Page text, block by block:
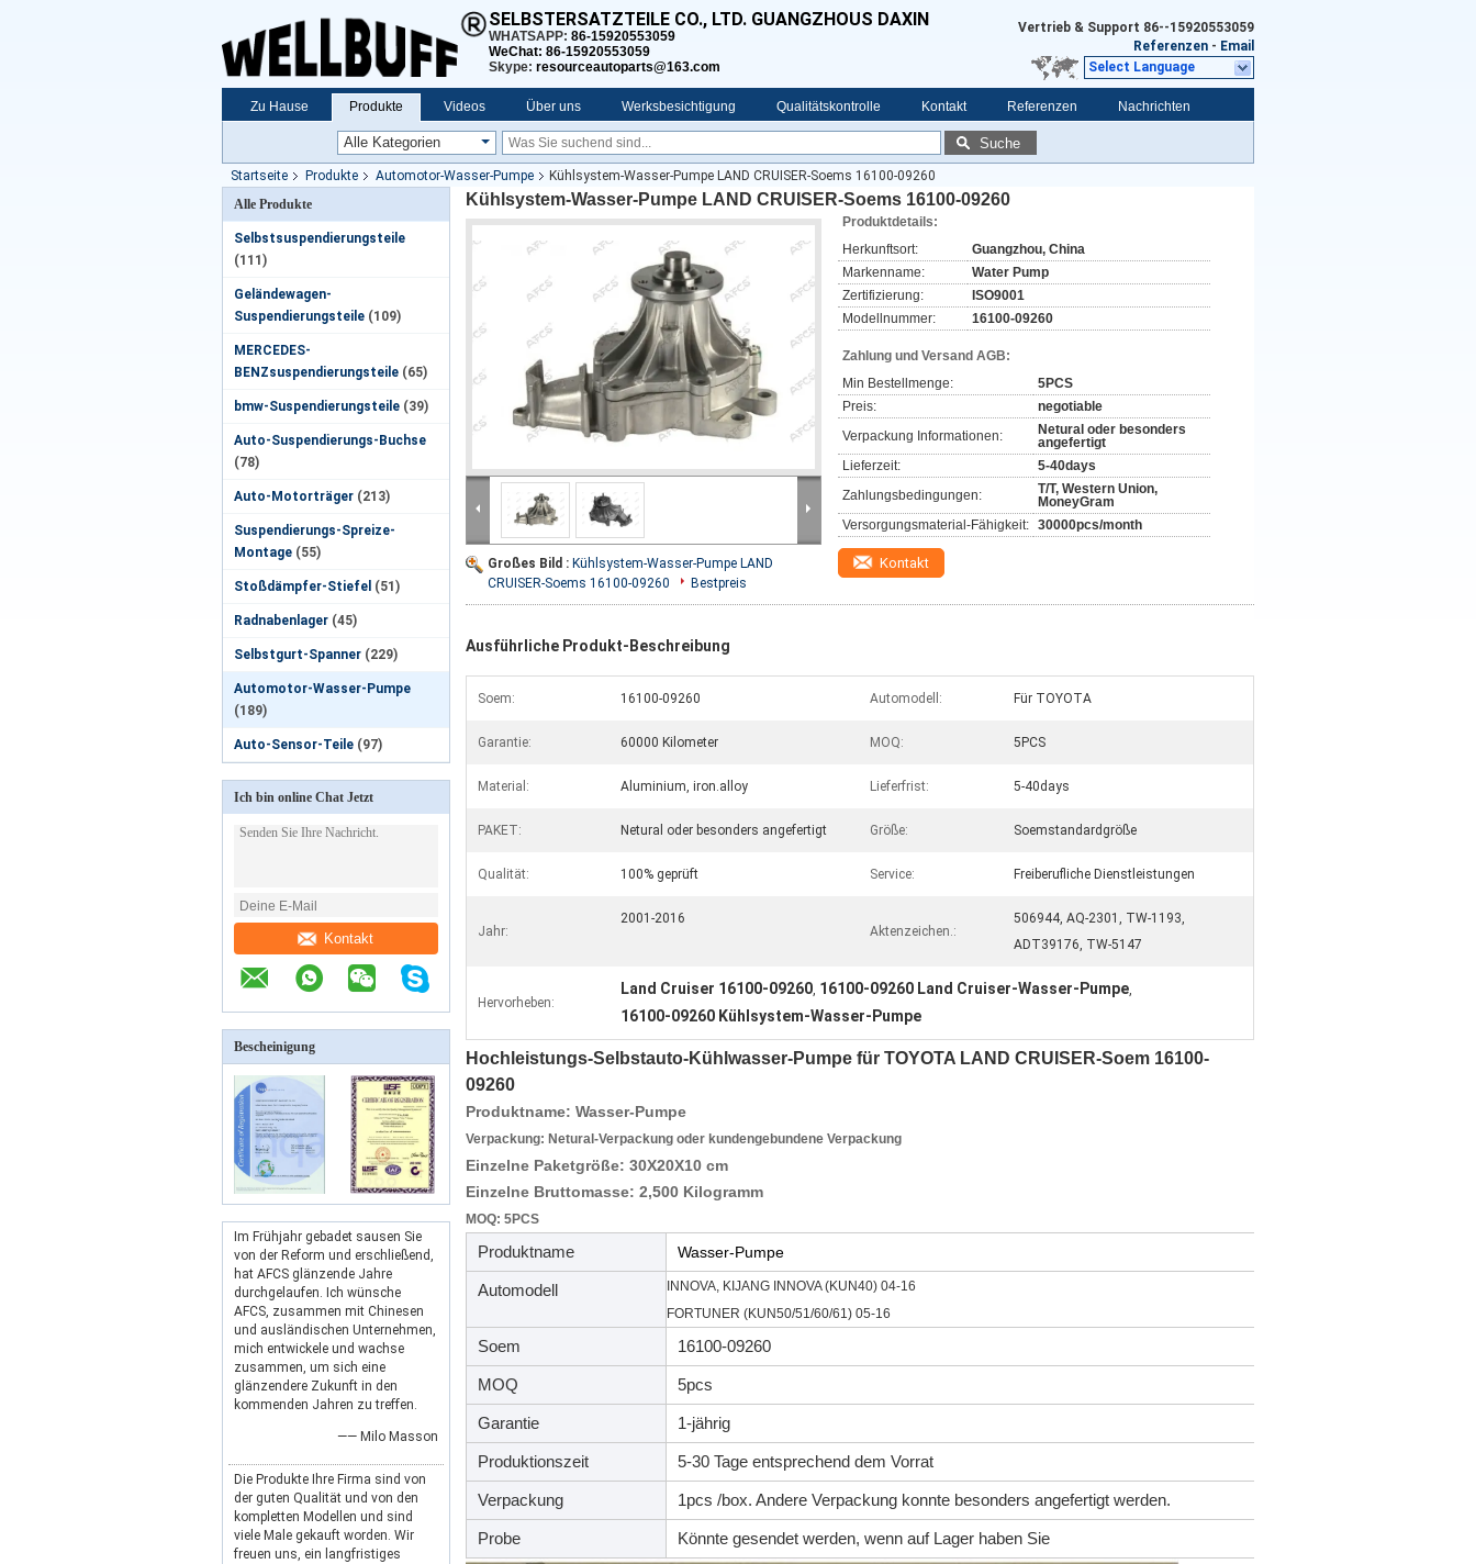
SELBSTERSATZTEILE CO., LTD. GUANGZHOUS DAXIN
WHATSAPP: 86-15920553059
WeChat: 86-15920553059
Skype: resourceautoparts@163.com
Vertrieb & Support 86--15920553059
Referenzen - Email
Select Language
Zu Hause Produkte Videos Über uns Werksbesichtigung Qualitätskontrolle Kontakt Referenzen Nachrichten
Suche
Startseite Produkte Automotor-Wasser-Pumpe
Kühlsystem-Wasser-Pumpe LAND CRUISER-Soems 16100-09260
Alle Produkte
Selbstsuspendierungsteile
(111)
Geländewagen-
Suspendierungsteile (109)
MERCEDES-
BENZsuspendierungsteile (65)
bmw-Suspendierungsteile (39)
Auto-Suspendierungs-Buchse
(78)
Auto-Motorträger (213)
Suspendierungs-Spreize-
Montage (55)
Stoßdämpfer-Stiefel (51)
Radnabenlager (45)
Selbstgurt-Spanner (229)
Automotor-Wasser-Pumpe
(189)
Auto-Sensor-Teile (97)
Ich bin online Chat Jetzt
Kontakt
Bescheinigung
Im Frühjahr gebadet sausen Sie
von der Reform und erschließend,
hat AFCS glänzende Jahre
durchgelaufen. Ich wünsche
AFCS, zusammen mit Chinesen
und ausländischen Unternehmen,
mich entwickele und wachse
zusammen, um sich eine
glänzendere Zukunft in den
kommenden Jahren zu treffen.
—— Milo Masson
Die Produkte Ihre Firma sind von
der guten Qualität und von den
kompletten Modellen und sind
viele Male gekauft worden. Wir
freuen uns, ein langfristiges
Kühlsystem-Wasser-Pumpe LAND CRUISER-Soems 16100-09260
Großes Bild : Kühlsystem-Wasser-Pumpe LAND
CRUISER-Soems 16100-09260
Bestpreis
Produktdetails:
Herkunftsort:
Guangzhou, China
Markenname:
Water Pump
Zertifizierung:
ISO9001
Modellnummer:
16100-09260
Zahlung und Versand AGB:
Min Bestellmenge:
5PCS
Preis:
negotiable
Verpackung Informationen:
Netural oder besonders
angefertigt
Lieferzeit:
5-40days
Zahlungsbedingungen:
T/T, Western Union,
MoneyGram
Versorgungsmaterial-Fähigkeit: 30000pcs/month
Kontakt
Ausführliche Produkt-Beschreibung
Soem: 16100-09260 Automodell: Für TOYOTA
Garantie: 60000 Kilometer MOQ: 5PCS
Material: Aluminium, iron.alloy Lieferfrist: 5-40days
PAKET: Netural oder besonders angefertigt Größe: Soemstandardgröße
Qualität: 100% geprüft Service: Freiberufliche Dienstleistungen
Jahr:
2001-2016
Aktenzeichen.:
506944, AQ-2301, TW-1193,
ADT39176, TW-5147
Hervorheben:
Land Cruiser 16100-09260, 16100-09260 Land Cruiser-Wasser-Pumpe,
16100-09260 Kühlsystem-Wasser-Pumpe
Hochleistungs-Selbstauto-Kühlwasser-Pumpe für TOYOTA LAND CRUISER-Soem 16100-
09260
Produktname: Wasser-Pumpe
Verpackung: Netural-Verpackung oder kundengebundene Verpackung
Einzelne Paketgröße: 30X20X10 cm
Einzelne Bruttomasse: 2,500 Kilogramm
MOQ: 5PCS
Produktname Wasser-Pumpe
Automodell
INNOVA, KIJANG INNOVA (KUN40) 04-16
FORTUNER (KUN50/51/60/61) 05-16
Soem 16100-09260
MOQ 5pcs
Garantie 1-jährig
Produktionszeit 5-30 Tage entsprechend dem Vorrat
Verpackung 1pcs /box. Andere Verpackung konnte besonders angefertigt werden.
Probe Könnte gesendet werden, wenn auf Lager haben Sie